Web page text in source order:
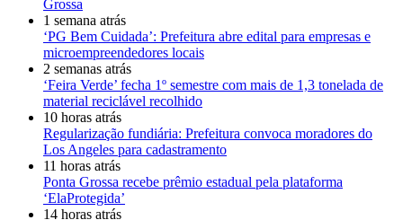
Grossa
1 semana atrás
‘PG Bem Cuidada’: Prefeitura abre edital para empresas e
microempreendedores locais
2 semanas atrás
‘Feira Verde’ fecha 1º semestre com mais de 1,3 tonelada de
material reciclável recolhido
10 horas atrás
Regularização fundiária: Prefeitura convoca moradores do
Los Angeles para cadastramento
11 horas atrás
Ponta Grossa recebe prêmio estadual pela plataforma
‘ElaProtegida’
14 horas atrás